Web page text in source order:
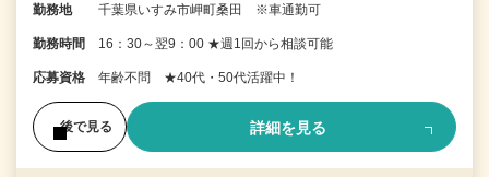
勤務地 千葉県いすみ市岬町桑田 ※車通勤可
勤務時間 16：30～翌9：00 ★週1回から相談可能
応募資格 年齢不問 ★40代・50代活躍中！
後で見る 詳細を見る